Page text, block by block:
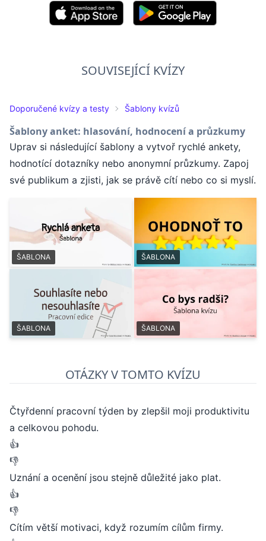
SOUVISEJÍCÍ KVÍZY
Doporučené kvízy a testy Šablony kvízů
Šablony anket: hlasování, hodnocení a průzkumy
Uprav si následující šablony a vytvoř rychlé ankety,
hodnotící dotazníky nebo anonymní průzkumy. Zapoj
své publikum a zjisti, jak se právě cítí nebo co si myslí.
ŠABLONA ŠABLONA
ŠABLONA ŠABLONA
OTÁZKY V TOMTO KVÍZU
Čtyřdenní pracovní týden by zlepšil moji produktivitu
a celkovou pohodu.
👍
👎
Uznání a ocenění jsou stejně důležité jako plat.
👍
👎
Cítím větší motivaci, když rozumím cílům firmy.